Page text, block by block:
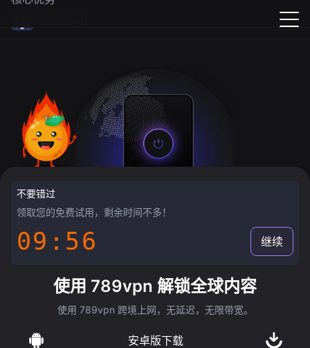
不要错过
领取您的免费试用，剩余时间不多！
09:55 继续
使用 789vpn 解锁全球内容
使用 789vpn 跨境上网，无延迟，无限带宽。
安卓版下载